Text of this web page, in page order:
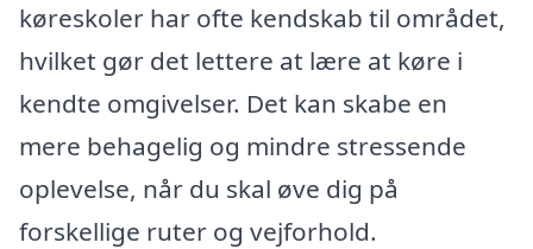
køreskoler har ofte kendskab til området,
hvilket gør det lettere at lære at køre i
kendte omgivelser. Det kan skabe en
mere behagelig og mindre stressende
oplevelse, når du skal øve dig på
forskellige ruter og vejforhold.